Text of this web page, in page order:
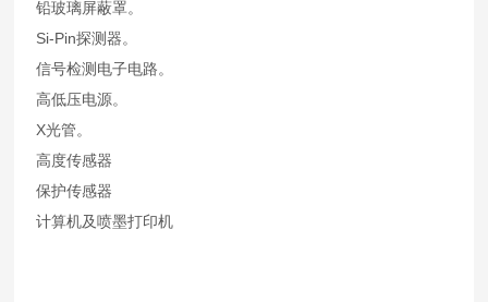
铅玻璃屏蔽罩。
Si-Pin探测器。
信号检测电子电路。
高低压电源。
X光管。
高度传感器
保护传感器
计算机及喷墨打印机